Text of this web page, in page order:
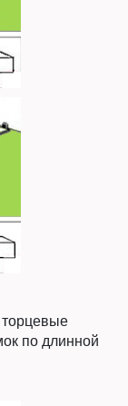
торцевые
по длинной